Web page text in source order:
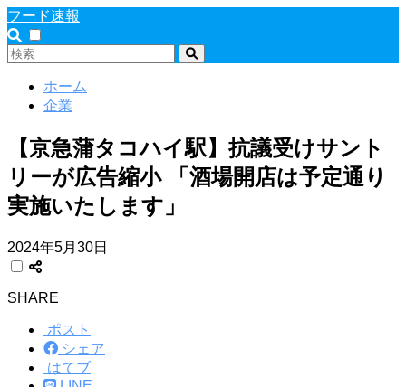
フード速報
ホーム
企業
【京急蒲タコハイ駅】抗議受けサント
リーが広告縮小 「酒場開店は予定通り
実施いたします」
2024年5月30日
SHARE
ポスト
シェア
はてブ